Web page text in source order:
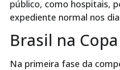
público, como hospitais,
expediente normal nos
Brasil na Copa
Na primeira fase da